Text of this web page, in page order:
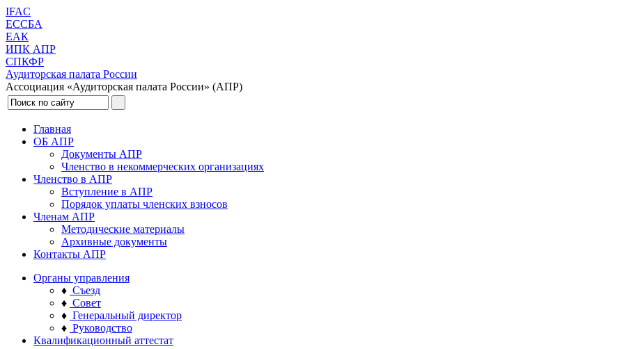
IFAC
ЕССБА
ЕАК
ИПК АПР
СПКФР
Аудиторская палата России
Ассоциация «Аудиторская палата России» (АПР)
Главная
ОБ АПР
Документы АПР
Членство в некоммерческих организациях
Членство в АПР
Вступление в АПР
Порядок уплаты членских взносов
Членам АПР
Методические материалы
Архивные документы
Контакты АПР
Органы управления
♦ Съезд
♦ Совет
♦ Генеральный директор
♦ Руководство
Квалификационный аттестат